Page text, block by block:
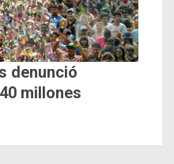
denunció
millones